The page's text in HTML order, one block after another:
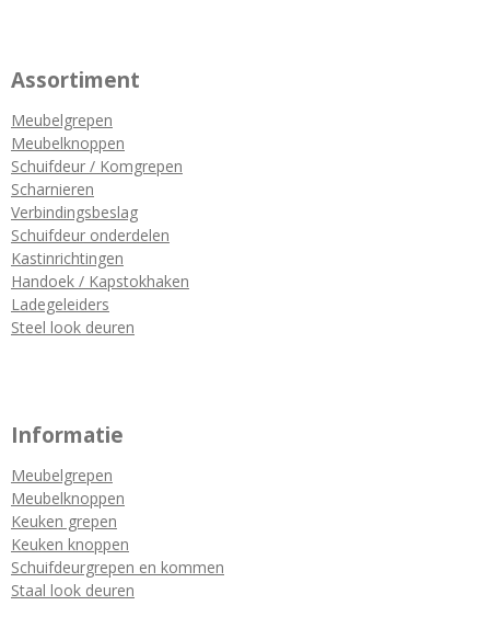
Assortiment
Meubelgrepen
Meubelknoppen
Schuifdeur / Komgrepen
Scharnieren
Verbindingsbeslag
Schuifdeur onderdelen
Kastinrichtingen
Handoek / Kapstokhaken
Ladegeleiders
Steel look deuren
Informatie
Meubelgrepen
Meubelknoppen
Keuken grepen
Keuken knoppen
Schuifdeurgrepen en kommen
Staal look deuren